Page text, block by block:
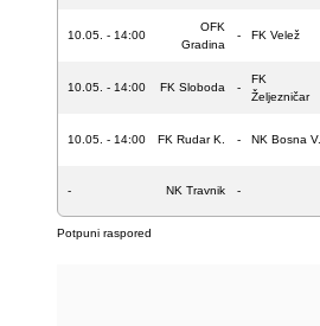
10.05. - 14:00
OFK
Gradina
- FK Velež
10.05. - 14:00 FK Sloboda -
FK
Željezničar
10.05. - 14:00 FK Rudar K. - NK Bosna V.
- NK Travnik -
Potpuni raspored